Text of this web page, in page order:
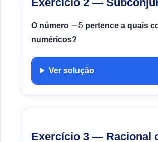
O número −5
pertence a quais
numéricos?
Ver solução
Exercício 3 — Racional